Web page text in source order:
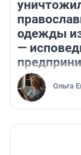
одежды
—
Ольга